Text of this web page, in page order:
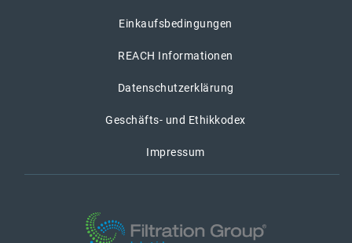
Einkaufsbedingungen
REACH Informationen
Datenschutzerklärung
Geschäfts- und Ethikkodex
Impressum